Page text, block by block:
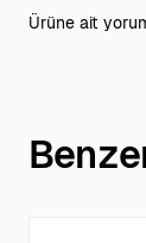
Ürüne ait